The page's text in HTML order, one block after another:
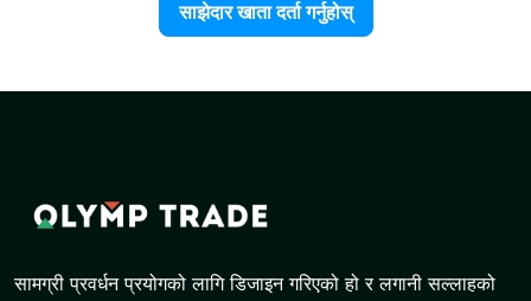
साझेदार खाता दर्ता गर्नुहोस्
सामग्री प्रवर्धन प्रयोगको लागि डिजाइन गरिएको हो र लगानी सल्लाहको